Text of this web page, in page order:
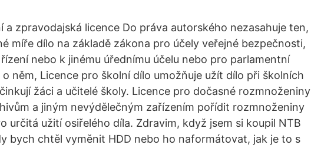
a zpravodajská licence Do práva autorského nezasahuje ten,
míře dílo na základě zákona pro účely veřejné bezpečnosti,
nebo k jinému úřednímu účelu nebo pro parlamentní
něm, Licence pro školní dílo umožňuje užít dílo při školních
žáci a učitelé školy. Licence pro dočasné rozmnoženiny
a jiným nevýdělečným zařízením pořídit rozmnoženiny
určitá užití osiřelého díla. Zdravim, když jsem si koupil NTB
bych chtěl vyměnit HDD nebo ho naformátovat, jak je to s